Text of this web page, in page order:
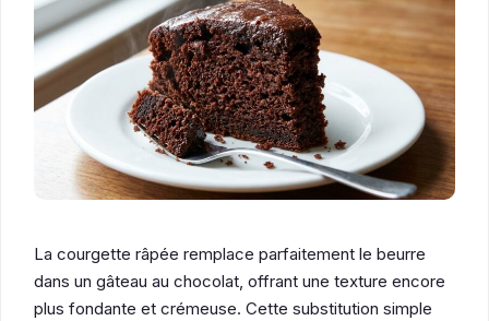
La courgette râpée remplace parfaitement le beurre
dans un gâteau au chocolat, offrant une texture encore
plus fondante et crémeuse. Cette substitution simple